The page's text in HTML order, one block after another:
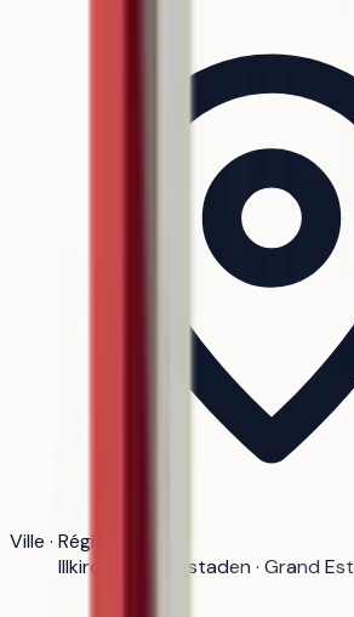
Ville · Région
Illkirch-Graffenstaden · Grand Est